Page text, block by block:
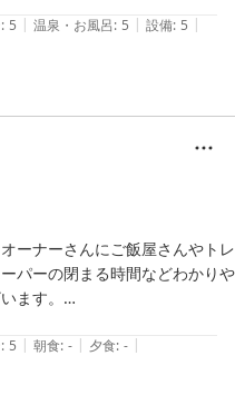
: 5 | 温泉・お風呂: 5 | 設備: 5 |
ーナーさんにご飯屋さんやトレ
パーの閉まる時間などわかりや
ます。
まだ高速船は動いてるよと教え
世話になることになりました。
てやコーヒーの補充はとても嬉
: 5 | 朝食: - | 夕食: - |